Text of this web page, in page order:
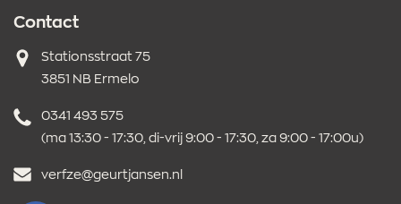
Contact
Adres
Stationsstraat 75
3851 NB Ermelo
Telefoonnummer
0341 493 575
(ma 13:30 - 17:30, di-vrij 9:00 - 17:30, za 9:00 - 17:00u)
E-
verfze@geurtjansen.nl